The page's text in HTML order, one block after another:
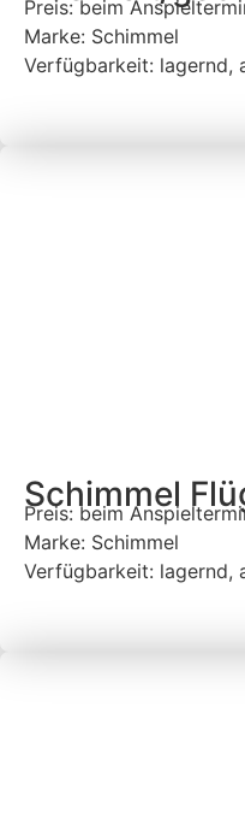
Preis: beim
Marke: Schimmel
Verfügbarkeit: lagernd,
Schimmel
Preis: beim
Marke: Schimmel
Verfügbarkeit: lagernd,